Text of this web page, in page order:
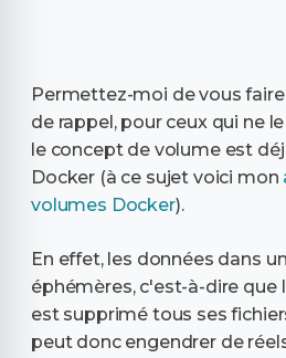
Permettez-moi de vous
de rappel, pour ceux qui ne
le concept de volume est
Docker (à ce sujet voici mon
volumes Docker).
En effet, les données dans
éphémères, c'est-à-dire que
est supprimé tous ses
peut donc engendrer de